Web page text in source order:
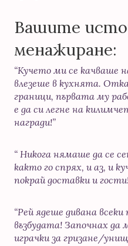
Вашите
менажиране:
“Кучето ми се качваше
влезеше в кухнята.
граници, първата му
е да си легне на
награди!”
“ Никога нямаше да се
както го спрях, и аз, и
покрай доставки и
“Рей ядеше дивана
възбудата! Започнах
играчки за гризане/